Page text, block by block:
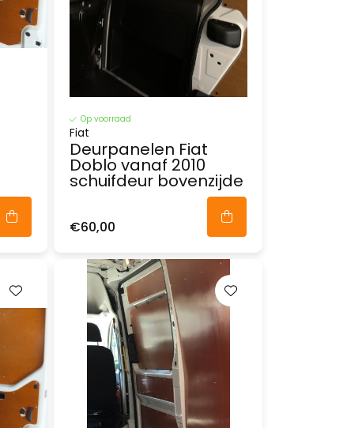
Op voorraad
Fiat
Deurpanelen Fiat
Doblo vanaf 2010
schuifdeur bovenzijde
€60,00